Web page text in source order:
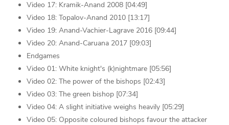
Video 17: Kramik-Anand 2008 [04:49]
Video 18: Topalov-Anand 2010 [13:17]
Video 19: Anand-Vachier-Lagrave 2016 [09:44]
Video 20: Anand-Caruana 2017 [09:03]
Endgames
Video 01: White knight's (k)nightmare [05:56]
Video 02: The power of the bishops [02:43]
Video 03: The green bishop [07:34]
Video 04: A slight initiative weighs heavily [05:29]
Video 05: Opposite coloured bishops favour the attacker